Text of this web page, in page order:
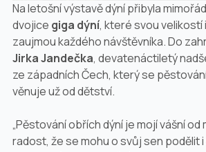
Na letošní výstavě dýní přibyla
dvojice giga dýní, které svou velikostí
zaujmou každého návštěvníka. Do
Jirka Jandečka, devatenáctiletý
ze západních Čech, který se
věnuje už od dětství.
„Pěstování obřích dýní je mojí vášní od
radost, že se mohu o svůj sen podělit